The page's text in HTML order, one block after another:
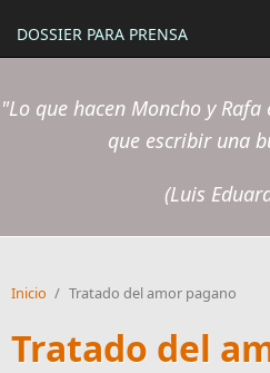
DOSSIER PARA PRENSA
"Lo que hacen Moncho y
que escribir una
(Luis
Inicio / Tratado del amor pagano
Tratado del